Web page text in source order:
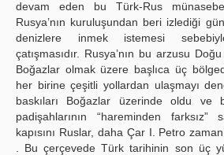
devam eden bu Türk-Rus
Rusya’nın kuruluşundan beri izlediği
denizlere inmek istemesi
çatışmasıdır. Rusya’nın bu arzusu
Boğazlar olmak üzere başlıca üç
her birine çeşitli yollardan ulaşmayı
baskıları Boğazlar üzerinde oldu ve
padişahlarının “hareminden farksız”
kapısını Ruslar, daha Çar I. Petro
. Bu çerçevede Türk tarihinin son üç